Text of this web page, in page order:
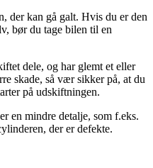
der kan gå galt. Hvis du er den
bør du tage bilen til en
dele, og har glemt et eller
skade, så vær sikker på, at du
på udskiftningen.
en mindre detalje, som f.eks.
der er defekte.